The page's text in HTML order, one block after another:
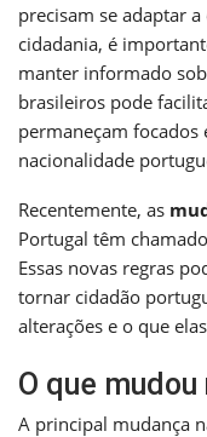
precisam se adaptar
cidadania, é
manter informado
brasileiros pode
permaneçam
nacionalidade
Recentemente, as
Portugal têm
Essas novas regras
tornar cidadão
alterações e o que
O que
A principal mudança